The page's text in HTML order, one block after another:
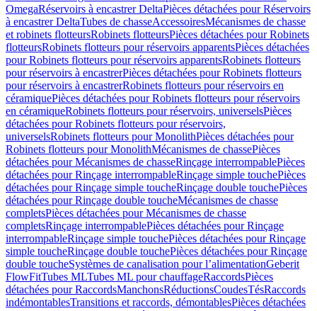
OmegaRéservoirs à encastrer DeltaPièces détachées pour Réservoirs
à encastrer DeltaTubes de chasseAccessoiresMécanismes de chasse
et robinets flotteursRobinets flotteursPièces détachées pour Robinets
flotteursRobinets flotteurs pour réservoirs apparentsPièces détachées
pour Robinets flotteurs pour réservoirs apparentsRobinets flotteurs
pour réservoirs à encastrerPièces détachées pour Robinets flotteurs
pour réservoirs à encastrerRobinets flotteurs pour réservoirs en
céramiquePièces détachées pour Robinets flotteurs pour réservoirs
en céramiqueRobinets flotteurs pour réservoirs, universelsPièces
détachées pour Robinets flotteurs pour réservoirs,
universelsRobinets flotteurs pour MonolithPièces détachées pour
Robinets flotteurs pour MonolithMécanismes de chassePièces
détachées pour Mécanismes de chasseRinçage interrompablePièces
détachées pour Rinçage interrompableRinçage simple touchePièces
détachées pour Rinçage simple toucheRinçage double touchePièces
détachées pour Rinçage double toucheMécanismes de chasse
completsPièces détachées pour Mécanismes de chasse
completsRinçage interrompablePièces détachées pour Rinçage
interrompableRinçage simple touchePièces détachées pour Rinçage
simple toucheRinçage double touchePièces détachées pour Rinçage
double toucheSystèmes de canalisation pour l’alimentationGeberit
FlowFitTubes MLTubes ML pour chauffageRaccordsPièces
détachées pour RaccordsManchonsRéductionsCoudesTésRaccords
indémontablesTransitions et raccords, démontablesPièces détachées